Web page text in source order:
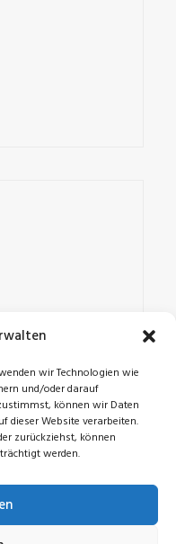
wir Technologien wie
und/oder darauf
können wir Daten
dieser Website verarbeiten.
zurückziehst, können
werden.